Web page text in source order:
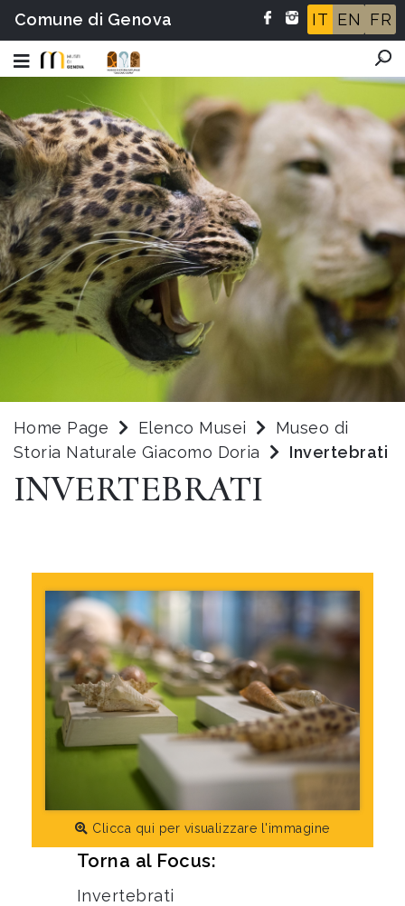
Comune di Genova IT EN FR
Home Page Elenco Musei
Museo di
Storia Naturale Giacomo Doria
Invertebrati
INVERTEBRATI
Clicca qui per visualizzare l'immagine
Torna al Focus:
Invertebrati